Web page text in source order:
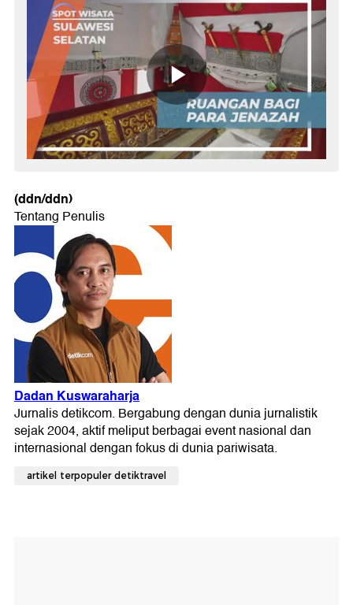
(ddn/ddn)
artikel terpopuler detiktravel